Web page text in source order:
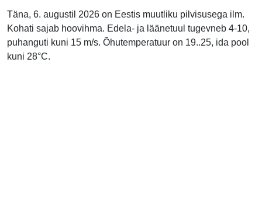
Täna, 6. augustil 2026 on Eestis muutliku pilvisusega ilm.
Kohati sajab hoovihma. Edela- ja läänetuul tugevneb 4-10,
puhanguti kuni 15 m/s. Õhutemperatuur on 19..25, ida pool
kuni 28°C.